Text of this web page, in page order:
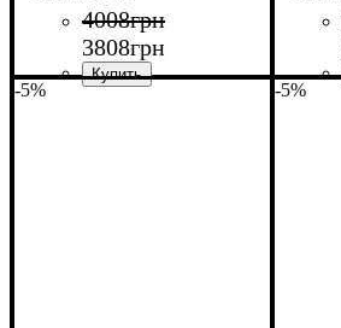
4008грн
3808грн
-5% -5%